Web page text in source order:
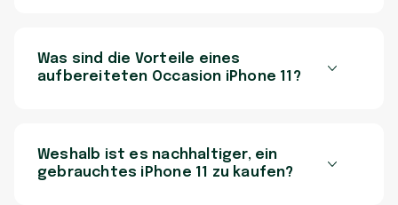
Was sind die Vorteile eines
aufbereiteten Occasion iPhone 11?
Weshalb ist es nachhaltiger, ein
gebrauchtes iPhone 11 zu kaufen?